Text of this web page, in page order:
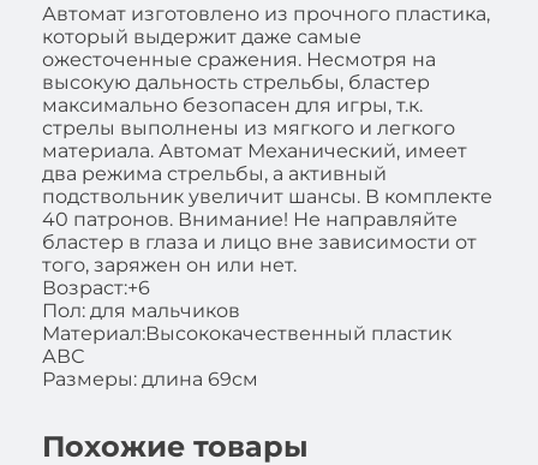
Автомат изготовлено из прочного пластика,
который выдержит даже самые
ожесточенные сражения. Несмотря на
высокую дальность стрельбы, бластер
максимально безопасен для игры, т.к.
стрелы выполнены из мягкого и легкого
материала. Автомат Механический, имеет
два режима стрельбы, а активный
подствольник увеличит шансы. В комплекте
40 патронов. Внимание! Не направляйте
бластер в глаза и лицо вне зависимости от
того, заряжен он или нет.
Возраст:+6
Пол: для мальчиков
Материал:Высококачественный пластик
АВС
Размеры: длина 69см
Похожие товары